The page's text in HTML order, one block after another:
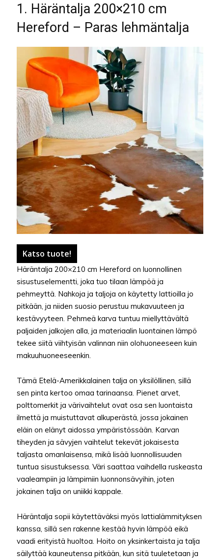
1. Häräntalja 200×210 cm
Hereford – Paras lehmäntalja
Katso tuote!
Häräntalja 200×210 cm Hereford on luonnollinen
sisustuselementti, joka tuo tilaan lämpöä ja
pehmeyttä. Nahkoja ja taljoja on käytetty lattioilla jo
pitkään, ja niiden suosio perustuu mukavuuteen ja
kestävyyteen. Pehmeä karva tuntuu miellyttävältä
paljaiden jalkojen alla, ja materiaalin luontainen lämpö
tekee siitä viihtyisän valinnan niin olohuoneeseen kuin
makuuhuoneeseenkin.
Tämä Etelä-Amerikkalainen talja on yksilöllinen, sillä
sen pinta kertoo omaa tarinaansa. Pienet arvet,
polttomerkit ja värivaihtelut ovat osa sen luontaista
ilmettä ja muistuttavat alkuperästä, jossa jokainen
eläin on elänyt aidossa ympäristössään. Karvan
tiheyden ja sävyjen vaihtelut tekevät jokaisesta
taljasta omanlaisensa, mikä lisää luonnollisuuden
tuntua sisustuksessa. Väri saattaa vaihdella ruskeasta
vaaleampiin ja lämpimiin luonnonsävyihin, joten
jokainen talja on uniikki kappale.
Häräntalja sopii käytettäväksi myös lattialämmityksen
kanssa, sillä sen rakenne kestää hyvin lämpöä eikä
vaadi erityistä huoltoa. Hoito on yksinkertaista ja talja
säilyttää kauneutensa pitkään, kun sitä tuuletetaan ja